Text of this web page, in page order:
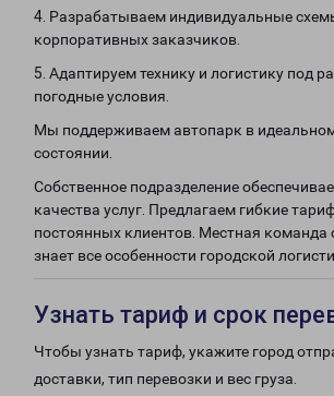
4. Разрабатываем индивидуальные
корпоративных заказчиков.
5. Адаптируем технику и логистику под
погодные условия.
Мы поддерживаем автопарк в
состоянии.
Собственное подразделение
качества услуг. Предлагаем гибкие
постоянных клиентов. Местная команда
знает все особенности городской
Узнать тариф и срок
Чтобы узнать тариф, укажите город
доставки, тип перевозки и вес груза.